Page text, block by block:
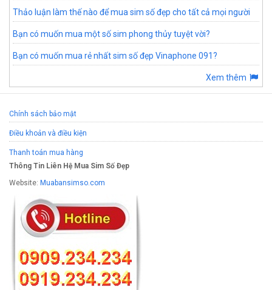
Thảo luận làm thế nào để mua sim số đẹp cho tất cả mọi người
Bạn có muốn mua một số sim phong thủy tuyệt vời?
Bạn có muốn mua rẻ nhất sim số đẹp Vinaphone 091?
Xem thêm
Chính sách bảo mật
Điều khoản và điều kiện
Thanh toán mua hàng
Thông Tin Liên Hệ Mua Sim Số Đẹp
Website: Muabansimso.com